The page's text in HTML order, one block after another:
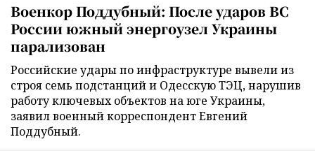
Военкор Поддубный: После ударов ВС
России южный энергоузел Украины
парализован
Российские удары по инфраструктуре вывели из
строя семь подстанций и Одесскую ТЭЦ, нарушив
работу ключевых объектов на юге Украины,
заявил военный корреспондент Евгений
Поддубный.